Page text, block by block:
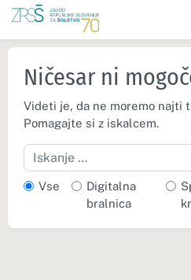
Ničesar ni
Videti je, da ne moremo najti
Pomagajte si z iskalcem.
Iskanje
Vse
Digitalna
bralnica